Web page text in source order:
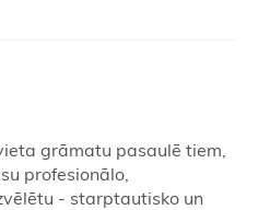
grāmatu pasaulē tiem,
profesionālo,
- starptautisko un